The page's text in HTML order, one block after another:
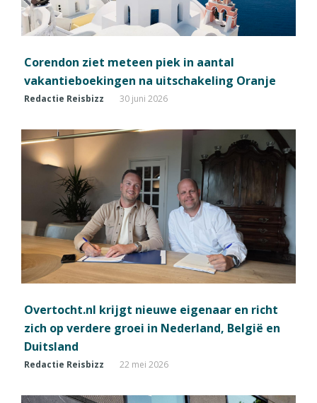
Corendon ziet meteen piek in aantal
vakantieboekingen na uitschakeling Oranje
Redactie Reisbizz 30 juni 2026
Overtocht.nl krijgt nieuwe eigenaar en richt
zich op verdere groei in Nederland, België en
Duitsland
Redactie Reisbizz 22 mei 2026